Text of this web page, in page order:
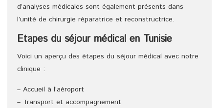
d’analyses médicales sont également présents dans
l’unité de chirurgie réparatrice et reconstructrice.
Etapes du séjour médical en Tunisie
Voici un aperçu des étapes du séjour médical avec notre
clinique :
– Accueil à l’aéroport
– Transport et accompagnement